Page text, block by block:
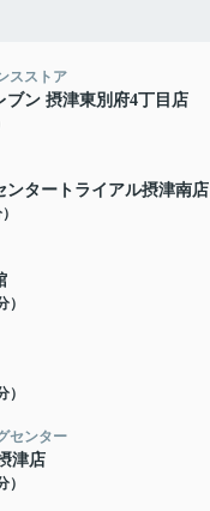
スストア
ブン 摂津東別府4丁目店
ンタートライアル摂津南店
）
）
センター
津店
）